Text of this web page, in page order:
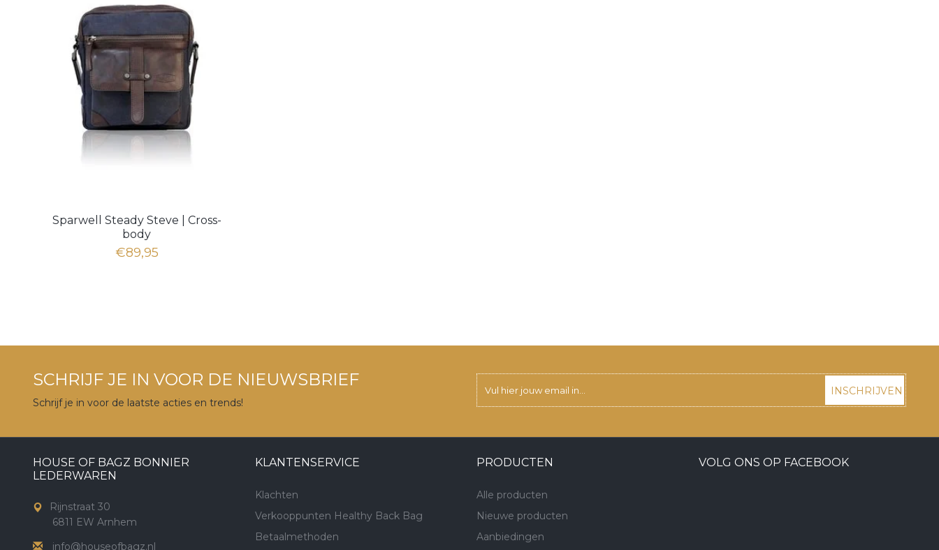
Sparwell Steady Steve | Cross-
body
€89,95
SCHRIJF JE IN VOOR DE NIEUWSBRIEF
Schrijf je in voor de laatste acties en trends!
INSCHRIJVEN
HOUSE OF BAGZ BONNIER
LEDERWAREN
Rijnstraat 30
6811 EW Arnhem
info@houseofbagz.nl
KLANTENSERVICE
Klachten
Verkooppunten Healthy Back Bag
Betaalmethoden
PRODUCTEN
Alle producten
Nieuwe producten
Aanbiedingen
VOLG ONS OP FACEBOOK